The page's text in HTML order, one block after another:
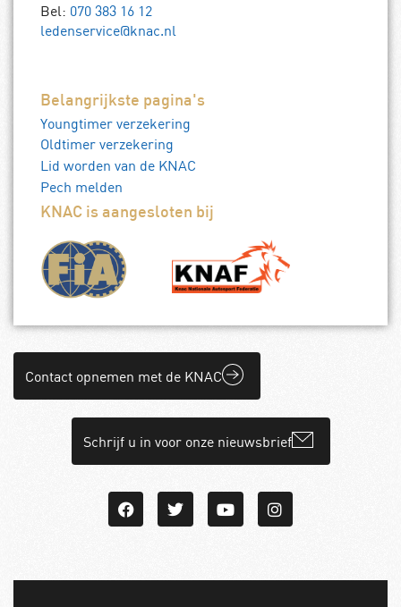
Bel: 070 383 16 12
ledenservice@knac.nl
Belangrijkste pagina's
Youngtimer verzekering
Oldtimer verzekering
Lid worden van de KNAC
Pech melden
KNAC is aangesloten bij
Contact opnemen met de KNAC
Schrijf u in voor onze nieuwsbrief